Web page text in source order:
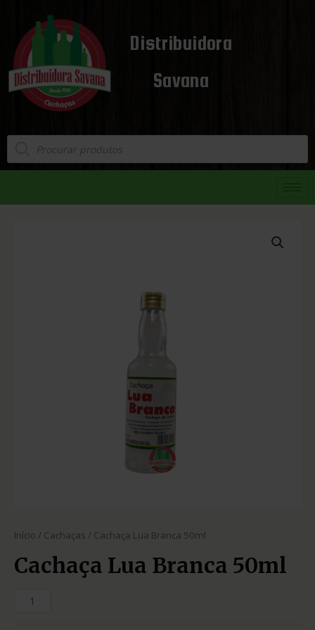
Distribuidora
Savana
Início / Cachaças / Cachaça Lua Branca 50ml
Cachaça Lua Branca 50ml